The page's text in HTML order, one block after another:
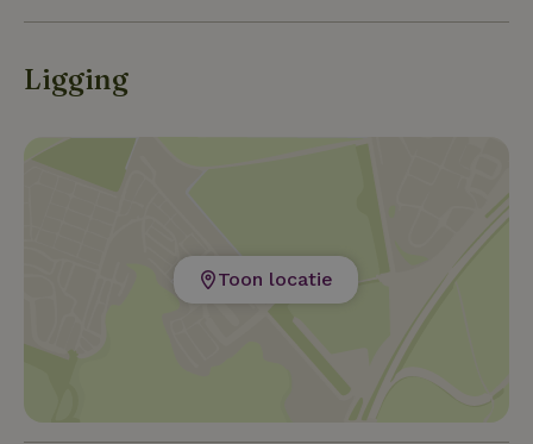
Triëst loopt, waaraan hij zijn naam ontleent. Begin
Chakavische dichters gehouden, genaamd ‘Verses at
the Well’.
Ligging
Toon locatie